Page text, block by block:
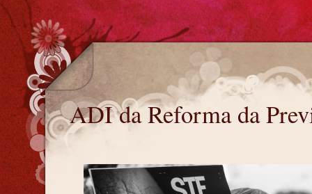
ADI da Reforma da